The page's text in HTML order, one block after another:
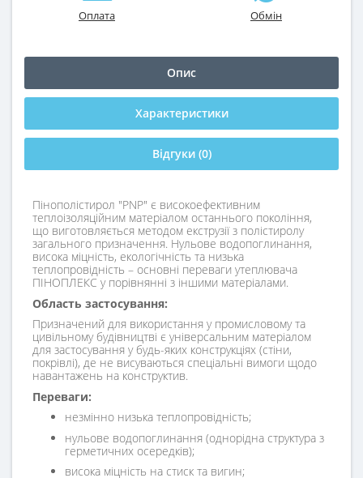
Оплата Обмін
Опис
Характеристики
Відгуки (0)
Пінополістирол "PNP" є високоефективним
теплоізоляційним матеріалом останнього покоління,
що виготовляється методом екструзії з полістиролу
загального призначення. Нульове водопоглинання,
висока міцність, екологічність та низька
теплопровідність – основні переваги утеплювача
ПІНОПЛЕКС у порівнянні з іншими матеріалами.
Область застосування:
Призначений для використання у промисловому та
цивільному будівництві є універсальним матеріалом
для застосування у будь-яких конструкціях (стіни,
покрівлі), де не висуваються спеціальні вимоги щодо
навантажень на конструктив.
Переваги:
незмінно низька теплопровідність;
нульове водопоглинання (однорідна структура з
герметичних осередків);
висока міцність на стиск та вигин;